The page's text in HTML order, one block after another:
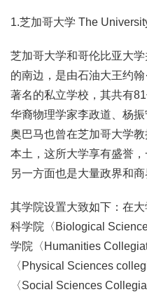
1.芝加哥大学 The
芝加哥大学和哥伦比亚大
的南边，是由石油大王约
著名的私立学校，其共有
华裔物理学家李政道、杨
奥巴马也曾在芝加哥大学
本土，这所大学享有盛誉
另一方面也是大量政界和
其学院设置大致如下：在
科学院〈Biological
学院〈Humanities
〈Physical Sciences
〈Social Sciences